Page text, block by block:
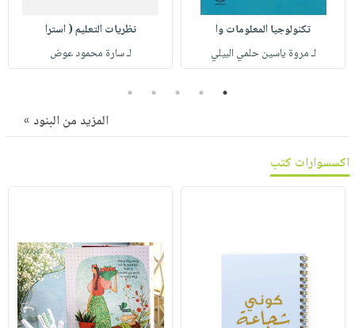
حلي
عناية
بالذات
مناسبات
الشركة
سياسة
الشركة
يتكرر
طرحها
خدمات
انشر
كتابك
تواصل
الأمنيات
نشرة
الإصدارات
تكنولوجيا المعلومات وا
لـ مروة ياسين حلمي البيلي
نظريات التعليم ( استرا
لـ سارة محمود عوض
1
2
3
4
5
المزيد من البنود »
اكسسوارات كتب